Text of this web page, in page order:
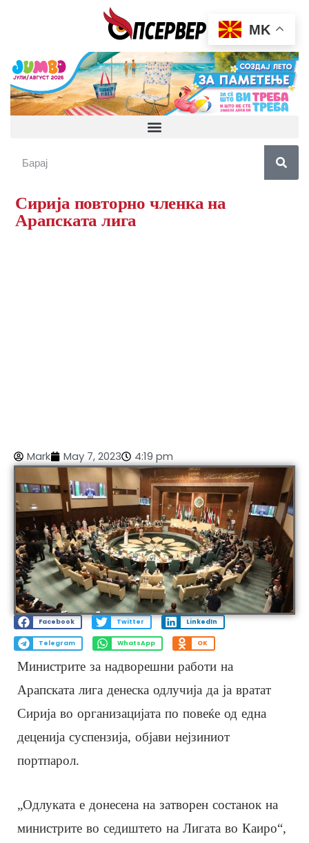
Сирија повторно членка на
Арапската лига
Mark May 7, 2023 4:19 pm
Facebook Twitter LinkedIn
Telegram WhatsApp OK
Министрите за надворешни работи на
Арапската лига денеска одлучија да ја вратат
Сирија во организацијата по повеќе од една
деценија суспензија, објави нејзиниот
портпарол.
„Одлуката е донесена на затворен состанок на
министрите во седиштето на Лигата во Каиро“,
MK